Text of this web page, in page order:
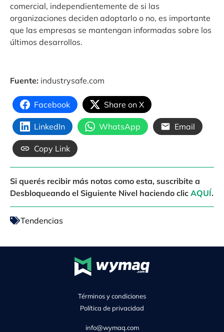
comercial, independientemente de si las
organizaciones deciden adoptarlo o no, es importante
que las empresas se mantengan informadas sobre los
últimos desarrollos.
Fuente: industrysafe.com
Facebook Share on X
LinkedIn WhatsApp Email
Copy Link
Si querés recibir más notas como esta, suscribite a
Desbloqueando el Siguiente Nivel haciendo clic AQUÍ.
Tendencias
Términos y condiciones
Política de privacidad
info@wymaq.com